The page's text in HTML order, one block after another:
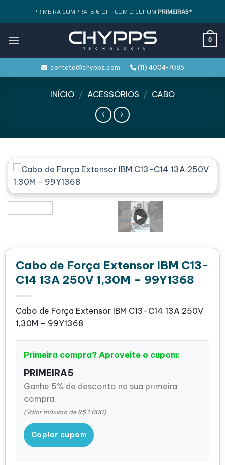
PRIMEIRA COMPRA: 5% OFF COM O CUPOM PRIMEIRA5*
0
contato@chypps.com (11) 4004-7085
INÍCIO / ACESSÓRIOS / CABO
Cabo de Força Extensor IBM C13-
C14 13A 250V 1,30M – 99Y1368
Cabo de Força Extensor IBM C13-C14 13A 250V
1,30M – 99Y1368
Primeira compra? Aproveite o cupom:
PRIMEIRA5
Ganhe 5% de desconto na sua primeira
compra.
(Valor máximo de R$ 1.000)
Copiar cupom